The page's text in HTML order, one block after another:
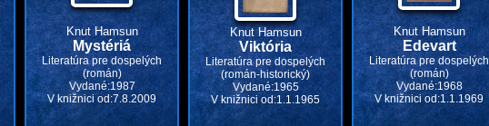
Knut Hamsun
Mystériá
Literatúra pre dospelých
(román)
Vydané:1987
V knižnici od:7.8.2009
Knut Hamsun
Viktória
Literatúra pre dospelých
(román-historický)
Vydané:1965
V knižnici od:1.1.1965
Knut Hamsun
Edevart
Literatúra pre dospelých
(román)
Vydané:1968
V knižnici od:1.1.1969